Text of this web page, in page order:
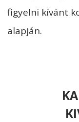
figyelni kívánt
alapján.